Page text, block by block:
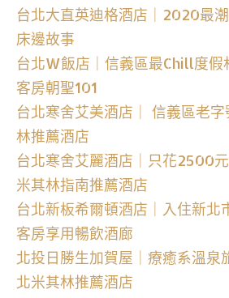
台北大直英迪格酒店｜2020最
床邊故事
台北W飯店｜信義區最Chill度假
客房朝聖101
台北寒舍艾美酒店｜ 信義區老
林推薦酒店
台北寒舍艾麗酒店｜只花2500
米其林指南推薦酒店
台北新板希爾頓酒店｜入住新北
客房享用暢飲酒廊
北投日勝生加賀屋｜療癒系溫泉
北米其林推薦酒店